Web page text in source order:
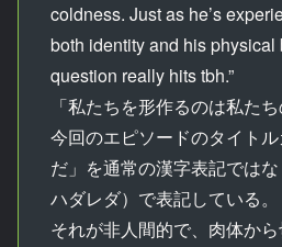
coldness. Just as he’s
both identity and his physical
question really hits tbh.”
「私たちを形作るのは私たち
今回のエピソードのタイト
だ」を通常の漢字表記では
ハダレダ）で表記している。
それが非人間的で、肉体か